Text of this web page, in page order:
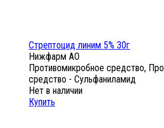
Стрептоцид линим 5% 30г
Нижфарм АО
Противомикробное средство,
средство - Сульфаниламид
Нет в наличии
Купить